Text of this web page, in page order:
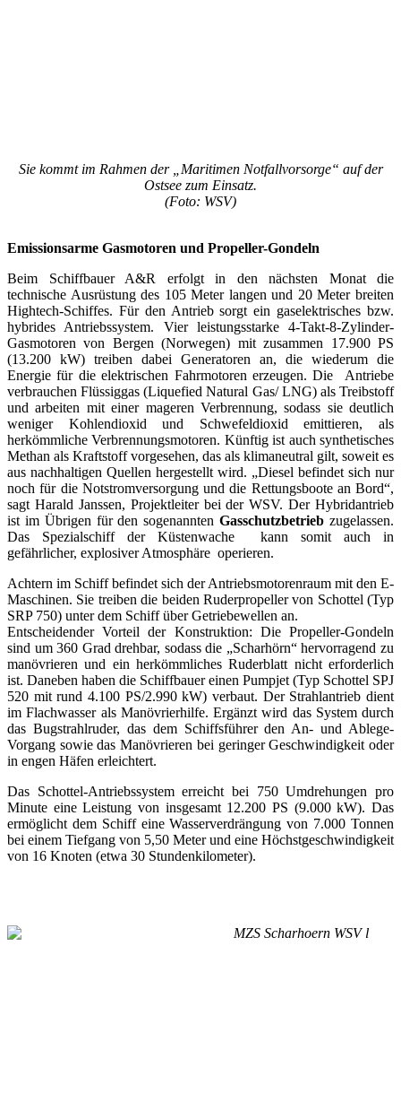
Sie kommt im Rahmen der „Maritimen Notfallvorsorge“ auf der
Ostsee zum Einsatz.
(Foto: WSV)
Emissionsarme Gasmotoren und Propeller-Gondeln
Beim Schiffbauer A&R erfolgt in den nächsten Monat die
technische Ausrüstung des 105 Meter langen und 20 Meter breiten
Hightech-Schiffes. Für den Antrieb sorgt ein gaselektrisches bzw.
hybrides Antriebssystem. Vier leistungsstarke 4-Takt-8-Zylinder-
Gasmotoren von Bergen (Norwegen) mit zusammen 17.900 PS
(13.200 kW) treiben dabei Generatoren an, die wiederum die
Energie für die elektrischen Fahrmotoren erzeugen. Die Antriebe
verbrauchen Flüssiggas (Liquefied Natural Gas/ LNG) als Treibstoff
und arbeiten mit einer mageren Verbrennung, sodass sie deutlich
weniger Kohlendioxid und Schwefeldioxid emittieren, als
herkömmliche Verbrennungsmotoren. Künftig ist auch synthetisches
Methan als Kraftstoff vorgesehen, das als klimaneutral gilt, soweit es
aus nachhaltigen Quellen hergestellt wird. „Diesel befindet sich nur
noch für die Notstromversorgung und die Rettungsboote an Bord“,
sagt Harald Janssen, Projektleiter bei der WSV. Der Hybridantrieb
ist im Übrigen für den sogenanntenGasschutzbetrieb zugelassen.
Das Spezialschiff der Küstenwache kann somit auch in
gefährlicher, explosiver Atmosphäre operieren.
Achtern im Schiff befindet sich der Antriebsmotorenraum mit den E-
Maschinen. Sie treiben die beiden Ruderpropeller von Schottel (Typ
SRP 750) unter dem Schiff über Getriebewellen an.
Entscheidender Vorteil der Konstruktion: Die Propeller-Gondeln
sind um 360 Grad drehbar, sodass die „Scharhörn“ hervorragend zu
manövrieren und ein herkömmliches Ruderblatt nicht erforderlich
ist. Daneben haben die Schiffbauer einen Pumpjet (Typ Schottel SPJ
520 mit rund 4.100 PS/2.990 kW) verbaut. Der Strahlantrieb dient
im Flachwasser als Manövrierhilfe. Ergänzt wird das System durch
das Bugstrahlruder, das dem Schiffsführer den An- und Ablege-
Vorgang sowie das Manövrieren bei geringer Geschwindigkeit oder
in engen Häfen erleichtert.
Das Schottel-Antriebssystem erreicht bei 750 Umdrehungen pro
Minute eine Leistung von insgesamt 12.200 PS (9.000 kW). Das
ermöglicht dem Schiff eine Wasserverdrängung von 7.000 Tonnen
bei einem Tiefgang von 5,50 Meter und eine Höchstgeschwindigkeit
von 16 Knoten (etwa 30 Stundenkilometer).